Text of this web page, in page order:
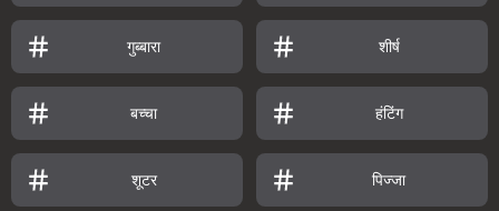
गुब्बारा शीर्ष
बच्चा हंटिंग
शूटर पिज्जा